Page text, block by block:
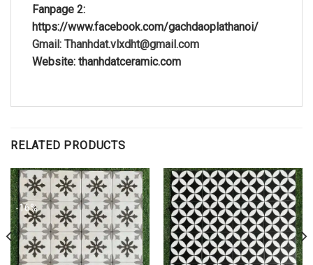
Fanpage 2:
https://www.facebook.com/gachdaoplathanoi/
Gmail: Thanhdat.vlxdht@gmail.com
Website: thanhdatceramic.com
RELATED PRODUCTS
-16%